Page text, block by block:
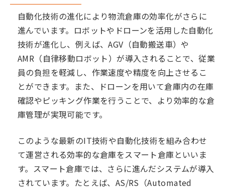
自動化技術の進化により物流倉庫の効率化がさらに
進んでいます。ロボットやドローンを活用した自動化
技術が進化し、例えば、AGV（自動搬送車）や
AMR（自律移動ロボット）が導入されることで、従業
員の負担を軽減し、作業速度や精度を向上させるこ
とができます。また、ドローンを用いて倉庫内の在庫
確認やピッキング作業を行うことで、より効率的な倉
庫管理が実現可能です。
このような最新のIT技術や自動化技術を組み合わせ
て運営される効率的な倉庫をスマート倉庫といいま
す。スマート倉庫では、さらに進んだシステムが導入
されています。たとえば、AS/RS（Automated